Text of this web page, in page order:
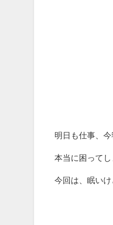
明日も仕事、
本当に困って
今回は、眠い